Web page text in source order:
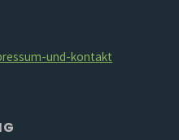
und-kontakt